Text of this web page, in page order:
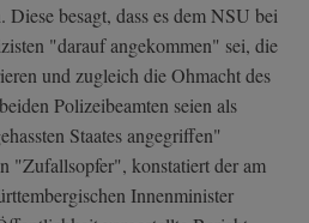
besagt, dass es dem NSU bei
"darauf angekommen" sei, die
und zugleich die Ohmacht des
Polizeibeamten seien als
Staates angegriffen"
"Zufallsopfer", konstatiert der am
Innenminister